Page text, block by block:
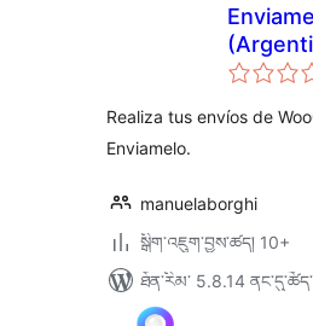
Realiza tus envíos de
Enviamelo.
manuelaborghi
སྒྲིག་འཇུག་བྱས་ཚད། 10+
ཐོན་རིམ་ 5.8.14